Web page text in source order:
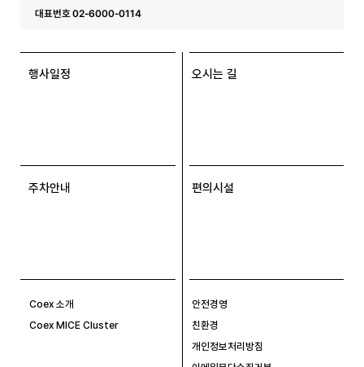
대표번호 02-6000-0114
행사일정 오시는 길
주차안내 편의시설
Coex 소개
Coex MICE Cluster
안전경영
친환경
개인정보처리방침